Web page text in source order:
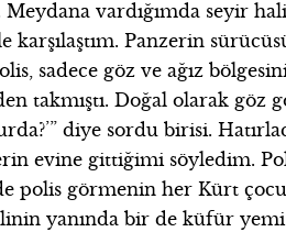
Meydana vardığımda seyir
karşılaştım. Panzerin
sadece göz ve ağız
takmıştı. Doğal olarak göz
diye sordu birisi.
evine gittiğimi söyledim.
polis görmenin her Kürt
yanında bir de küfür